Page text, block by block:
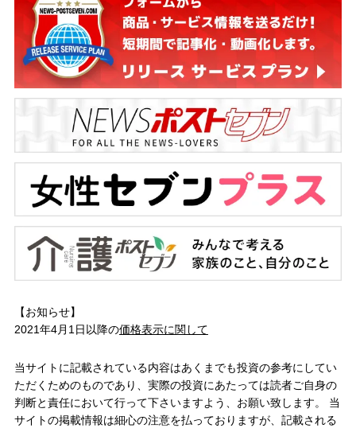
【お知らせ】
2021年4月1日以降の価格表示に関して
当サイトに記載されている内容はあくまでも投資の参考にしてい
ただくためのものであり、実際の投資にあたっては読者ご自身の
判断と責任において行って下さいますよう、お願い致します。 当
サイトの掲載情報は細心の注意を払っておりますが、記載される